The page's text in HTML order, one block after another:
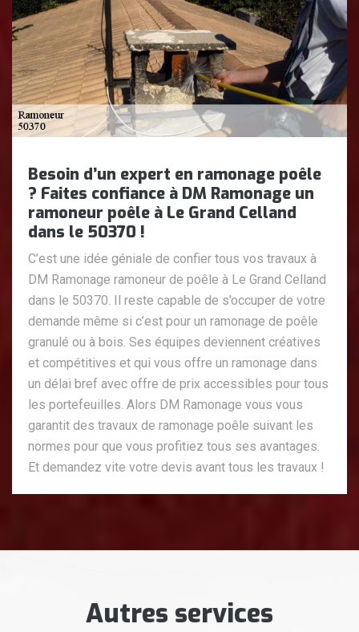
Besoin d’un expert en ramonage poêle
? Faites confiance à DM Ramonage un
ramoneur poêle à Le Grand Celland
dans le 50370 !
C’est une idée géniale de confier tous vos travaux à
DM Ramonage ramoneur de poêle à Le Grand Celland
dans le 50370. Il reste capable de s’occuper de votre
demande même si c’est pour un ramonage de poêle
granulé ou à bois. Ses équipes deviennent créatives
et compétitives et qui vous offre un ramonage dans
un délai bref avec offre de prix accessibles pour tous
les portefeuilles. Alors DM Ramonage vous vous
garantit des travaux de ramonage poêle suivant les
normes pour que vous profitiez tous ses avantages.
Et demandez vite votre devis avant tous les travaux !
Autres services